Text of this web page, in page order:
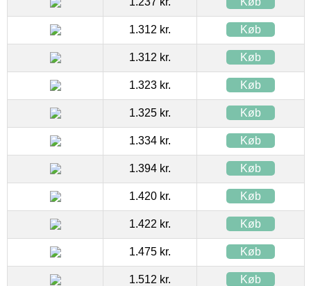
1.312 kr. Køb
1.312 kr. Køb
1.323 kr. Køb
1.325 kr. Køb
1.334 kr. Køb
1.394 kr. Køb
1.420 kr. Køb
1.422 kr. Køb
1.475 kr. Køb
1.512 kr. Køb